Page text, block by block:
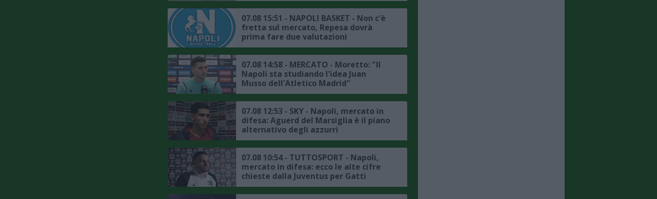
07.08 15:51 - NAPOLI BASKET - Non c'è
fretta sul mercato, Repesa dovrà
prima fare due valutazioni
07.08 14:58 - MERCATO - Moretto: "Il
Napoli sta studiando l'idea Juan
Musso dell'Atletico Madrid"
07.08 12:53 - SKY - Napoli, mercato in
difesa: Aguerd del Marsiglia è il piano
alternativo degli azzurri
07.08 10:54 - TUTTOSPORT - Napoli,
mercato in difesa: ecco le alte cifre
chieste dalla Juventus per Gatti